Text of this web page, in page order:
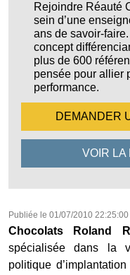
Rejoindre Réauté
sein d’une
ans de savoir-
concept
plus de 600
pensée pour allier
performance.
DEMANDER
VOIR LA
Publiée le 01/07/2010 22:25:00
Chocolats Roland
spécialisée dans la
politique